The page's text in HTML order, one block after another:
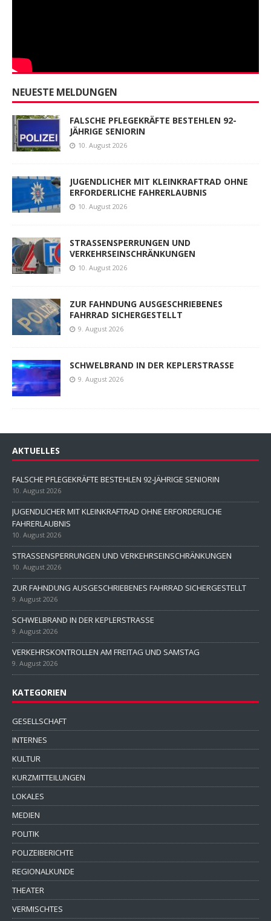
NEUESTE MELDUNGEN
FALSCHE PFLEGEKRÄFTE BESTEHLEN 92-
JÄHRIGE SENIORIN
10. August 2026
JUGENDLICHER MIT KLEINKRAFTRAD OHNE
ERFORDERLICHE FAHRERLAUBNIS
10. August 2026
STRASSENSPERRUNGEN UND
VERKEHRSEINSCHRÄNKUNGEN
10. August 2026
ZUR FAHNDUNG AUSGESCHRIEBENES
FAHRRAD SICHERGESTELLT
9. August 2026
SCHWELBRAND IN DER KEPLERSTRASSE
9. August 2026
AKTUELLES
FALSCHE PFLEGEKRÄFTE BESTEHLEN 92-JÄHRIGE SENIORIN
10. August 2026
JUGENDLICHER MIT KLEINKRAFTRAD OHNE ERFORDERLICHE
FAHRERLAUBNIS
10. August 2026
STRASSENSPERRUNGEN UND VERKEHRSEINSCHRÄNKUNGEN
10. August 2026
ZUR FAHNDUNG AUSGESCHRIEBENES FAHRRAD SICHERGESTELLT
9. August 2026
SCHWELBRAND IN DER KEPLERSTRASSE
9. August 2026
VERKEHRSKONTROLLEN AM FREITAG UND SAMSTAG
9. August 2026
KATEGORIEN
GESELLSCHAFT
INTERNES
KULTUR
KURZMITTEILUNGEN
LOKALES
MEDIEN
POLITIK
POLIZEIBERICHTE
REGIONALKUNDE
THEATER
VERMISCHTES